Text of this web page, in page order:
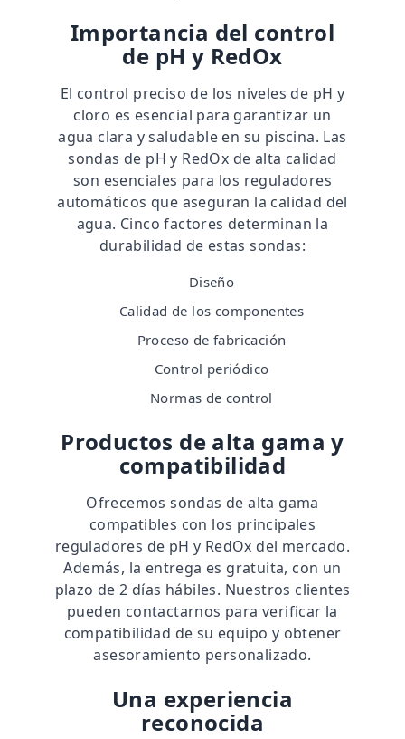
Importancia del control
de pH y RedOx
El control preciso de los niveles de pH y
cloro es esencial para garantizar un
agua clara y saludable en su piscina. Las
sondas de pH y RedOx de alta calidad
son esenciales para los reguladores
automáticos que aseguran la calidad del
agua. Cinco factores determinan la
durabilidad de estas sondas:
Diseño
Calidad de los componentes
Proceso de fabricación
Control periódico
Normas de control
Productos de alta gama y
compatibilidad
Ofrecemos sondas de alta gama
compatibles con los principales
reguladores de pH y RedOx del mercado.
Además, la entrega es gratuita, con un
plazo de 2 días hábiles. Nuestros clientes
pueden contactarnos para verificar la
compatibilidad de su equipo y obtener
asesoramiento personalizado.
Una experiencia
reconocida